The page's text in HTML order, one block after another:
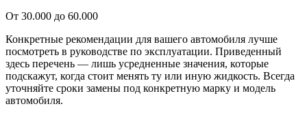
От 30.000 до 60.000
Конкретные рекомендации для вашего автомобиля лучше
посмотреть в руководстве по эксплуатации. Приведенный
здесь перечень — лишь усредненные значения, которые
подскажут, когда стоит менять ту или иную жидкость. Всегда
уточняйте сроки замены под конкретную марку и модель
автомобиля.